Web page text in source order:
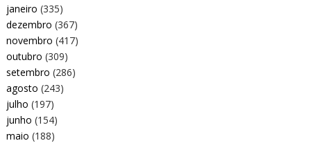
janeiro (335)
dezembro (367)
novembro (417)
outubro (309)
setembro (286)
agosto (243)
julho (197)
junho (154)
maio (188)